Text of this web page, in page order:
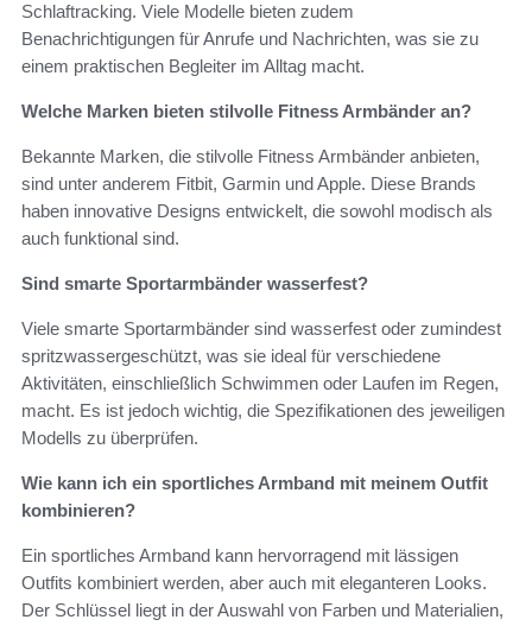
Schlaftracking. Viele Modelle bieten zudem
Benachrichtigungen für Anrufe und Nachrichten, was sie zu
einem praktischen Begleiter im Alltag macht.
Welche Marken bieten stilvolle Fitness Armbänder an?
Bekannte Marken, die stilvolle Fitness Armbänder anbieten,
sind unter anderem Fitbit, Garmin und Apple. Diese Brands
haben innovative Designs entwickelt, die sowohl modisch als
auch funktional sind.
Sind smarte Sportarmbänder wasserfest?
Viele smarte Sportarmbänder sind wasserfest oder zumindest
spritzwassergeschützt, was sie ideal für verschiedene
Aktivitäten, einschließlich Schwimmen oder Laufen im Regen,
macht. Es ist jedoch wichtig, die Spezifikationen des jeweiligen
Modells zu überprüfen.
Wie kann ich ein sportliches Armband mit meinem Outfit
kombinieren?
Ein sportliches Armband kann hervorragend mit lässigen
Outfits kombiniert werden, aber auch mit eleganteren Looks.
Der Schlüssel liegt in der Auswahl von Farben und Materialien,